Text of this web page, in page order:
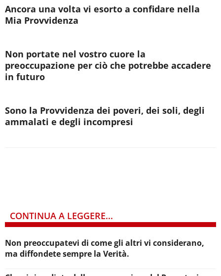
Ancora una volta vi esorto a confidare nella
Mia Provvidenza
Non portate nel vostro cuore la
preoccupazione per ciò che potrebbe accadere
in futuro
Sono la Provvidenza dei poveri, dei soli, degli
ammalati e degli incompresi
CONTINUA A LEGGERE...
Non preoccupatevi di come gli altri vi considerano,
ma diffondete sempre la Verità.